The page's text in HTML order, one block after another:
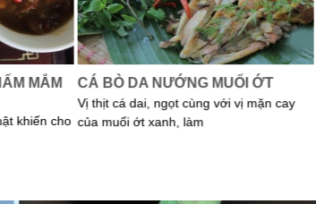
MẮM
khiến cho
CÁ BÒ DA NƯỚNG MUỐI ỚT
Vị thịt cá dai, ngọt cùng với vị mặn cay
của muối ớt xanh, làm